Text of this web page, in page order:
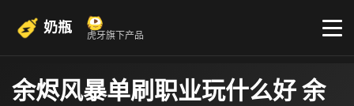
奶瓶 虎牙旗下产品
余烬风暴单刷职业玩什么好 余